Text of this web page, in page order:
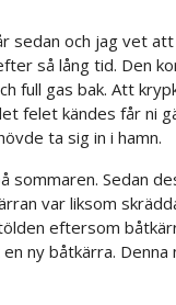
sedan och jag vet
så lång tid. Den
full gas bak. Att
felet kändes får ni
ta sig in i hamn.
sommaren. Sedan
var liksom
eftersom
ny båtkärra.